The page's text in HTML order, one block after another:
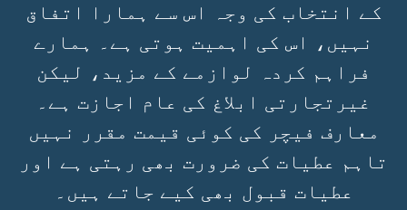
کے انتخاب کی وجہ اس سے ہمارا اتفاق
نہیں، اس کی اہمیت ہوتی ہے۔ ہمارے
فراہم کردہ لوازمے کے مزید، لیکن
غیرتجارتی ابلاغ کی عام اجازت ہے۔
معارف فیچر کی کوئی قیمت مقرر نہیں
تاہم عطیات کی ضرورت بھی رہتی ہے اور
عطیات قبول بھی کیے جاتے ہیں۔